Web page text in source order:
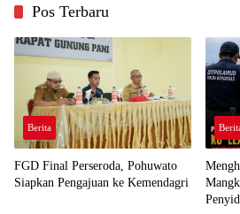
Pos Terbaru
Berita
FGD Final Perseroda, Pohuwato
Siapkan Pengajuan ke Kemendagri